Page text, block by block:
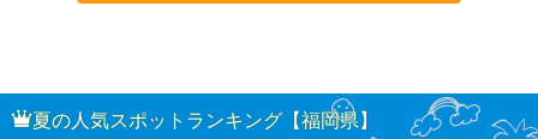
夏の人気スポットランキング【福岡県】